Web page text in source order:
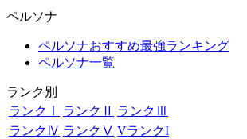
ペルソナ
ペルソナおすすめ最強ランキング
ペルソナ一覧
ランク別
ランクⅠ
ランクⅡ ランクⅢ
ランクⅣ ランクⅤ VランクI